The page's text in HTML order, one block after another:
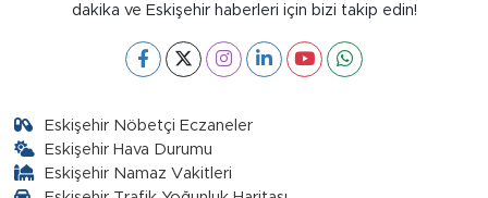
dakika ve Eskişehir haberleri için bizi takip edin!
Eskişehir Nöbetçi Eczaneler
Eskişehir Hava Durumu
Eskişehir Namaz Vakitleri